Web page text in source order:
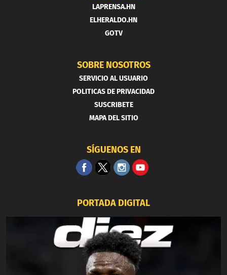
LAPRENSA.HN
ELHERALDO.HN
GOTV
SOBRE NOSOTROS
SERVICIO AL USUARIO
POLITICAS DE PRIVACIDAD
SUSCRIBETE
MAPA DEL SITIO
SÍGUENOS EN
PORTADA DIGITAL